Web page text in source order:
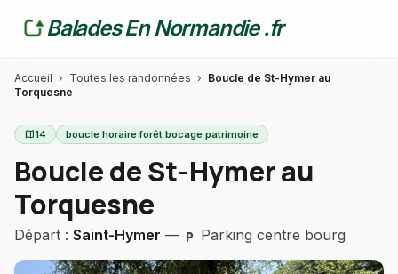
Balades En Normandie .fr
Accueil › Toutes les randonnées › Boucle de St-Hymer au
Torquesne
map14 boucle horaire forêt bocage patrimoine
Boucle de St-Hymer au
Torquesne
Départ : Saint-Hymer — local_parking Parking centre bourg